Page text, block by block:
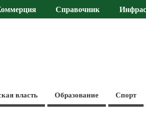
Справочник
власть Образование Спорт